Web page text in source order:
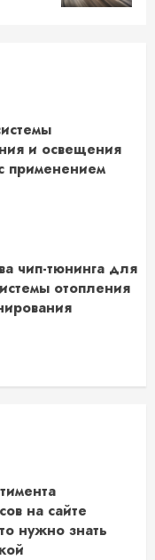
и освещения
применением
чип-тюнинга для
отопления
на сайте
нужно знать